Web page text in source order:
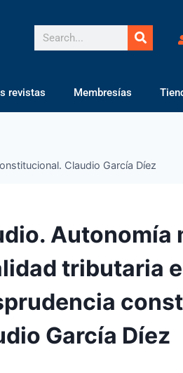
revistas Membresías
Claudio García Díez
Autonomía
tributaria
García Díez